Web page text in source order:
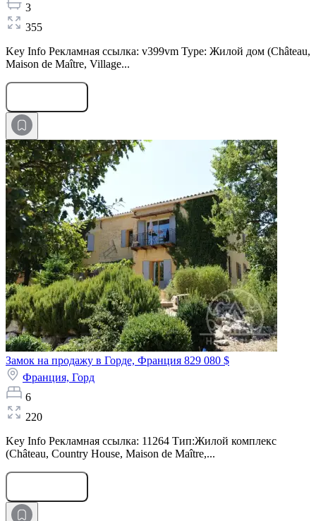
3
355
Key Info Рекламная ссылка: v399vm Type: Жилой дом (Château,
Maison de Maître, Village...
Замок на продажу в Горде, Франция 829 080 $
Франция, Горд
6
220
Key Info Рекламная ссылка: 11264 Тип:Жилой комплекс
(Château, Country House, Maison de Maître,...